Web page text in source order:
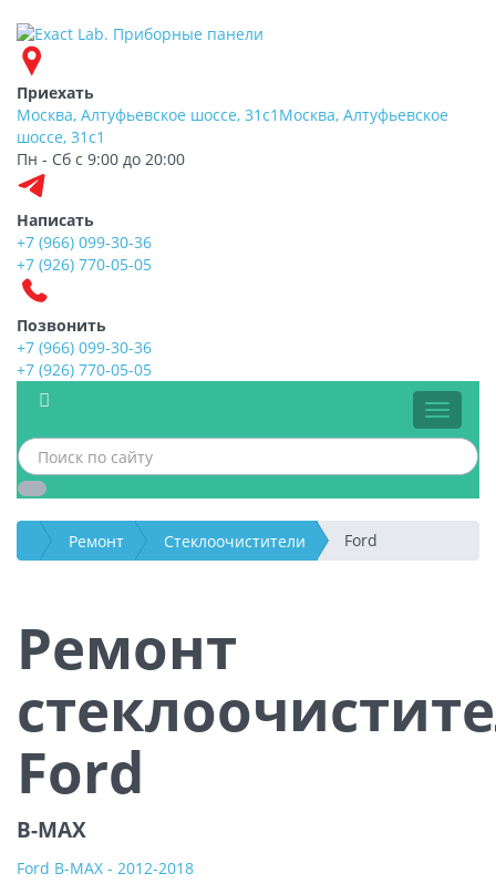
Приехать
Москва, Алтуфьевское шоссе, 31с1 Москва, Алтуфьевское
шоссе, 31с1
Пн - Сб с 9:00 до 20:00
Написать
+7 (966) 099-30-36
+7 (926) 770-05-05
Позвонить
+7 (966) 099-30-36
+7 (926) 770-05-05
Меню
Ремонт Стеклоочистители Ford
Ремонт
Ford
B-MAX
Ford B-MAX - 2012-2018